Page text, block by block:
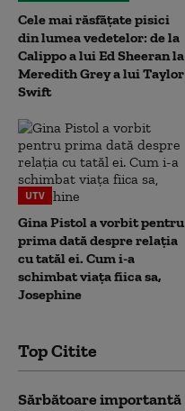
Cele mai răsfățate pisici
din lumea vedetelor: de la
Calippo a lui Ed Sheeran la
Meredith Grey a lui Taylor
Swift
UTV
Gina Pistol a vorbit pentru
prima dată despre relația
cu tatăl ei. Cum i-a
schimbat viața fiica sa,
Josephine
Top Citite
Sărbătoare importantă